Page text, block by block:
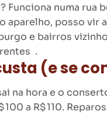
Funciona numa rua
aparelho, posso vir
e bairros
.
(e se
na hora e o
100 a R$ 110.